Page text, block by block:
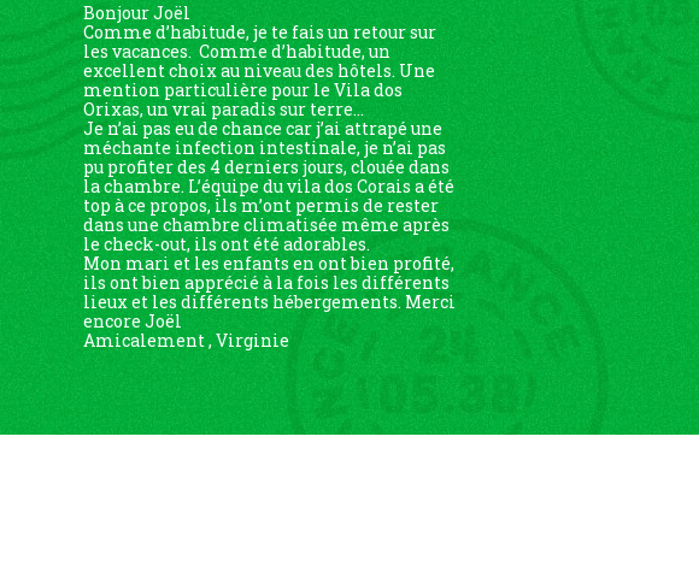
Bonjour Joël
Comme d’habitude, je te fais un retour sur
les vacances. Comme d’habitude, un
excellent choix au niveau des hôtels. Une
mention particulière pour le Vila dos
Orixas, un vrai paradis sur terre…
Je n’ai pas eu de chance car j’ai attrapé une
méchante infection intestinale, je n’ai pas
pu profiter des 4 derniers jours, clouée dans
la chambre. L’équipe du vila dos Corais a été
top à ce propos, ils m’ont permis de rester
dans une chambre climatisée même après
le check-out, ils ont été adorables.
Mon mari et les enfants en ont bien profité,
ils ont bien apprécié à la fois les différents
lieux et les différents hébergements. Merci
encore Joël
Amicalement , Virginie